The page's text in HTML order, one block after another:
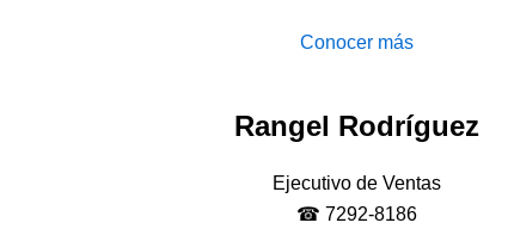
Conocer más
Rangel Rodríguez
Ejecutivo de Ventas
☎ 7292-8186